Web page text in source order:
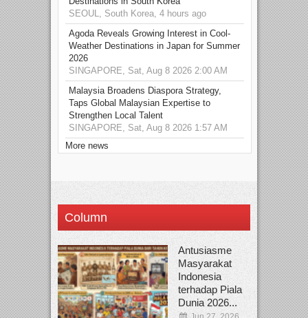
SEOUL, South Korea, 4 hours ago
Agoda Reveals Growing Interest in Cool-
Weather Destinations in Japan for Summer
2026
SINGAPORE, Sat, Aug 8 2026 2:00 AM
Malaysia Broadens Diaspora Strategy,
Taps Global Malaysian Expertise to
Strengthen Local Talent
SINGAPORE, Sat, Aug 8 2026 1:57 AM
More news
Column
Antusiasme
Masyarakat
Indonesia
terhadap Piala
Dunia 2026...